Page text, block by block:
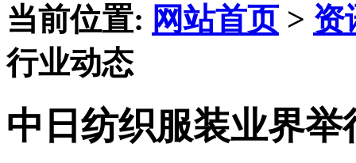
当前位置: 网站首页> 资
行业动态
中日纺织服装业界